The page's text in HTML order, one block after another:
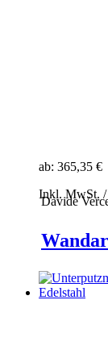
ab: 365,35 €
Inkl. MwSt. /
Davide